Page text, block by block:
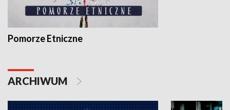
Pomorze Etniczne
ARCHIWUM